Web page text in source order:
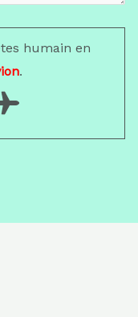
humain en
.